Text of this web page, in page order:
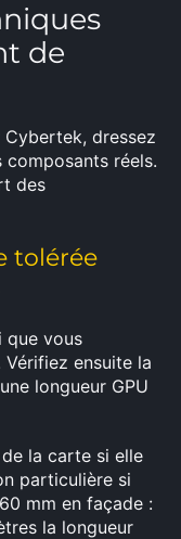
de
dressez
composants réels.
des
tolérée
que vous
Vérifiez ensuite la
longueur GPU
de la carte si elle
particulière si
mm en façade :
la longueur